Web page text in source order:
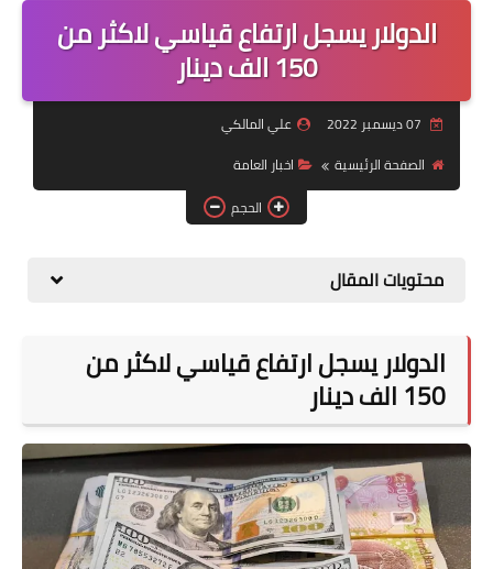
اخبار العراق والعالم
اخبار وزارة العمل وهيئة
التقاعد
قسم التطبيقات
قطع الاراضي
الدولار يسجل ارتفاع قياسي لاكثر من
150 الف دينار
علي المالكي
الصفحة الرئيسية
اخبار العامة
الحجم
محتويات المقال
الدولار يسجل ارتفاع قياسي لاكثر من
150 الف دينار